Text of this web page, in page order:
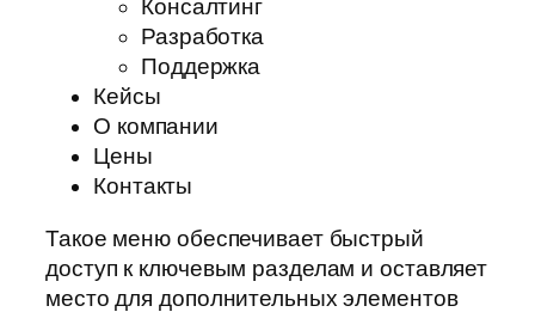
Консалтинг
Разработка
Поддержка
Кейсы
О компании
Цены
Контакты
Такое меню обеспечивает быстрый
доступ к ключевым разделам и оставляет
место для дополнительных элементов